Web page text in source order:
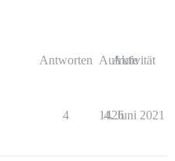
Antworten Aufrufe
Aktivität
4 1426
4. Juni 2021